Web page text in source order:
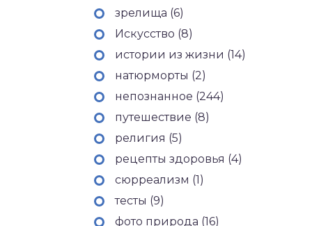
зрелища (6)
Искусство (8)
истории из жизни (14)
натюрморты (2)
непознанное (244)
путешествие (8)
религия (5)
рецепты здоровья (4)
сюрреализм (1)
тесты (9)
фото природа (16)